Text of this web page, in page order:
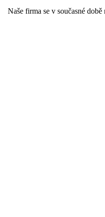
Naše firma se v současné